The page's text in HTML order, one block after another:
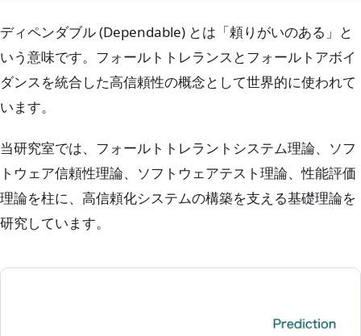
ディペンダブル (Dependable) とは「頼りがいのある」と
いう意味です。フォールトトレランスとフォールトアボイ
ダンスを統合した高信頼性の概念として世界的に使われて
います。
当研究室では、フォールトトレラントシステム理論、ソフ
トウェア信頼性理論、ソフトウェアテスト理論、性能評価
理論を柱に、高信頼化システムの構築を支える基礎理論を
研究しています。